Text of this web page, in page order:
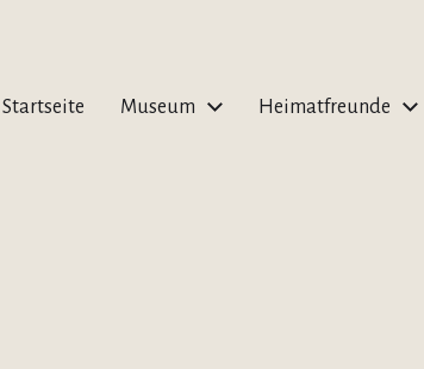
Startseite Museum Heimatfreunde